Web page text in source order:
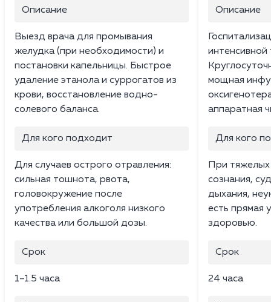
Описание
Выезд врача для промывания
желудка (при необходимости) и
постановки капельницы. Быстрое
удаление этанола и суррогатов из
крови, восстановление водно-
солевого баланса.
Для кого подходит
Для случаев острого отравления:
сильная тошнота, рвота,
головокружение после
употребления алкоголя низкого
качества или большой дозы.
Срок
1–1.5 часа
Описание
интенсивной
мощная
аппаратная
Для кого
При тяжелых
сознания,
дыхания,
есть прямая
здоровью.
Срок
24 часа